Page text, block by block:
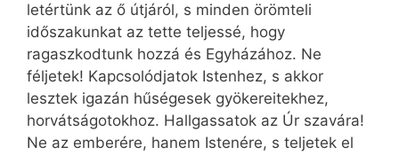
letértünk az ő útjáról, s minden örömteli
időszakunkat az tette teljessé, hogy
ragaszkodtunk hozzá és Egyházához. Ne
féljetek! Kapcsolódjatok Istenhez, s akkor
lesztek igazán hűségesek gyökereitekhez,
horvátságotokhoz. Hallgassatok az Úr szavára!
Ne az emberére, hanem Istenére, s teljetek el